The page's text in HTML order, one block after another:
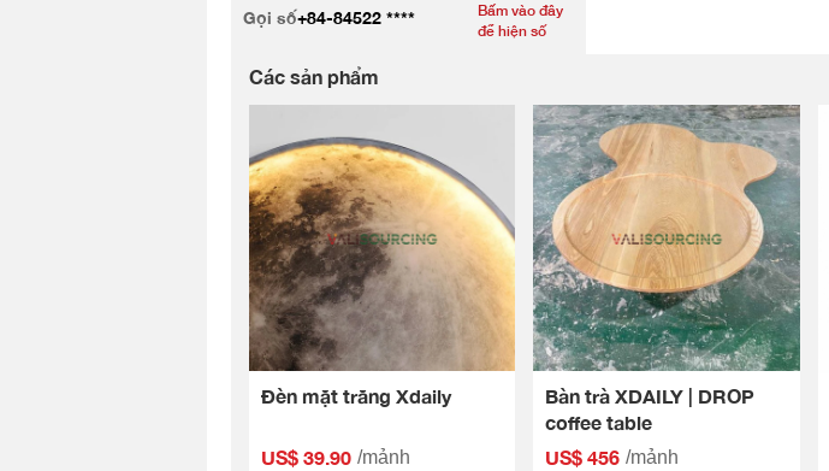
Gọi số+84-84522 ****
Bấm vào đây
để hiện số
Các sản phẩm
Đèn mặt trăng Xdaily
US$ 39.90 /mảnh
Bàn trà XDAILY | DROP
coffee table
US$ 456 /mảnh